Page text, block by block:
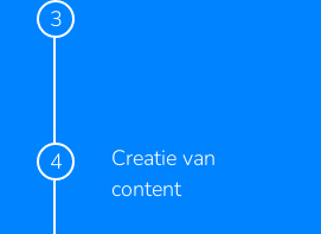
Creatie van
content